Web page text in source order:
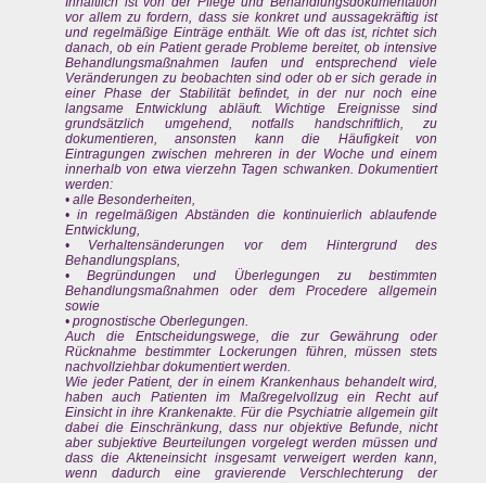
vor allem zu fordern, dass sie konkret und aussagekräftig ist
und regelmäßige Einträge enthält. Wie oft das ist, richtet sich
danach, ob ein Patient gerade Probleme bereitet, ob intensive
Behandlungsmaßnahmen laufen und entsprechend viele
Veränderungen zu beobachten sind oder ob er sich gerade in
einer Phase der Stabilität befindet, in der nur noch eine
langsame Entwicklung abläuft. Wichtige Ereignisse sind
grundsätzlich umgehend, notfalls handschriftlich, zu
dokumentieren, ansonsten kann die Häufigkeit von
Eintragungen zwischen mehreren in der Woche und einem
innerhalb von etwa vierzehn Tagen schwanken. Dokumentiert
werden:
• alle Besonderheiten,
• in regelmäßigen Abständen die kontinuierlich ablaufende
Entwicklung,
• Verhaltensänderungen vor dem Hintergrund des
Behandlungsplans,
• Begründungen und Überlegungen zu bestimmten
Behandlungsmaßnahmen oder dem Procedere allgemein
sowie
• prognostische Oberlegungen.
Auch die Entscheidungswege, die zur Gewährung oder
Rücknahme bestimmter Lockerungen führen, müssen stets
nachvollziehbar dokumentiert werden.
Wie jeder Patient, der in einem Krankenhaus behandelt wird,
haben auch Patienten im Maßregelvollzug ein Recht auf
Einsicht in ihre Krankenakte. Für die Psychiatrie allgemein gilt
dabei die Einschränkung, dass nur objektive Befunde, nicht
aber subjektive Beurteilungen vorgelegt werden müssen und
dass die Akteneinsicht insgesamt verweigert werden kann,
wenn dadurch eine gravierende Verschlechterung der